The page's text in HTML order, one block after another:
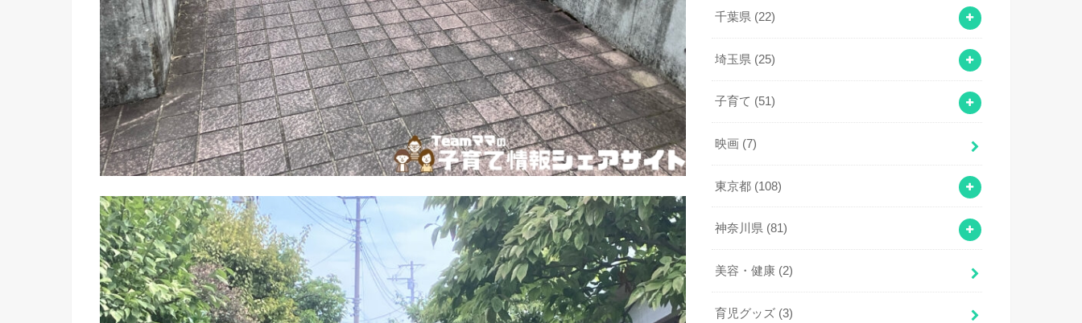
千葉県 (22)
埼玉県 (25)
子育て (51)
映画 (7)
東京都 (108)
神奈川県 (81)
美容・健康 (2)
育児グッズ (3)